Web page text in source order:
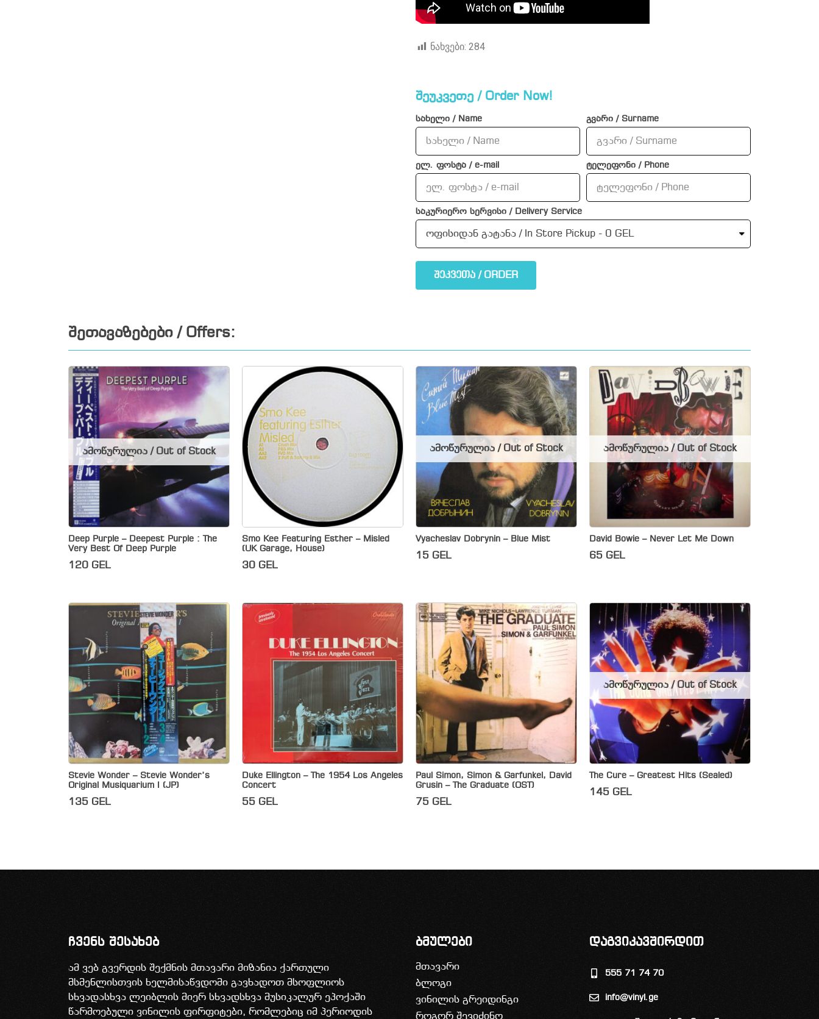
ნახვები: 284
შეუკვეთე / Order Now!
სახელი / Name გვარი / Surname
ელ. ფოსტა / e-mail ტელეფონი / Phone
საკურიერო სერვისი / Delivery Service
შეკვეთა / ORDER
შეთავაზებები / Offers:
Deep Purple – Deepest Purple : The
Very Best Of Deep Purple
120 GEL
ამოწურულია / Out of Stock
Smo Kee Featuring Esther – Misled
(UK Garage, House)
30 GEL
Vyacheslav Dobrynin – Blue Mist
15 GEL
ამოწურულია / Out of Stock
David Bowie – Never Let Me Down
65 GEL
ამოწურულია / Out of Stock
Stevie Wonder – Stevie Wonder’s
Original Musiquarium I (JP)
135 GEL
Duke Ellington – The 1954 Los Angeles
Concert
55 GEL
Paul Simon, Simon & Garfunkel, David
Grusin – The Graduate (OST)
75 GEL
The Cure – Greatest Hits (Sealed)
145 GEL
ამოწურულია / Out of Stock
ჩვენს შესახებ
ამ ვებ გვერდის შექმნის მთავარი მიზანია ქართული
მსმენლისთვის ხელმისაწვდომი გავხადოთ მსოფლიოს
სხვადასხვა ლეიბლის მიერ სხვადსხვა მუსიკალურ ეპოქაში
წარმოებული ვინილის ფირფიტები, რომლებიც იმ პერიოდის
ბმულები
მთავარი
ბლოგი
ვინილის გრეიდინგი
როგორ შევიძინო
დაგვიკავშირდით
555 71 74 70
info@vinyl.ge